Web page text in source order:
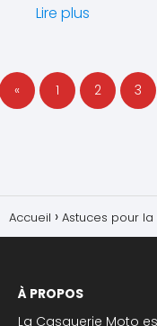
Lire plus
« 1 2 3
Accueil Astuces pour
À PROPOS
La Casquerie Moto